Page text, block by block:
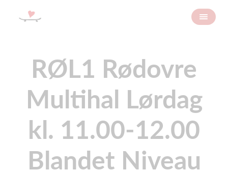
RØL1 Rødovre
Multihal Lørdag
kl. 11.00-12.00
Blandet Niveau